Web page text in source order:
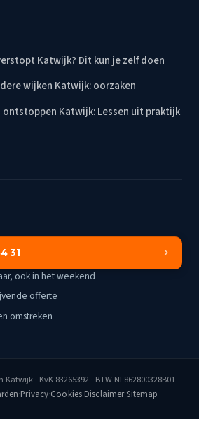
Katwijk? Dit kun je zelf doen
wijken Katwijk: oorzaken
Katwijk: Lessen uit praktijk
31
ook in het weekend
offerte
omstreken
Katwijk· KvK 83265392 · BTW NL862800328B01
·Privacy·Cookies·Disclaimer·Sitemap